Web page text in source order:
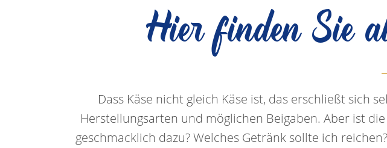
Hier finden Sie
Dass Käse nicht gleich Käse ist, das erschließt sich
Herstellungsarten und möglichen Beigaben. Aber ist
geschmacklich dazu? Welches Getränk sollte ich